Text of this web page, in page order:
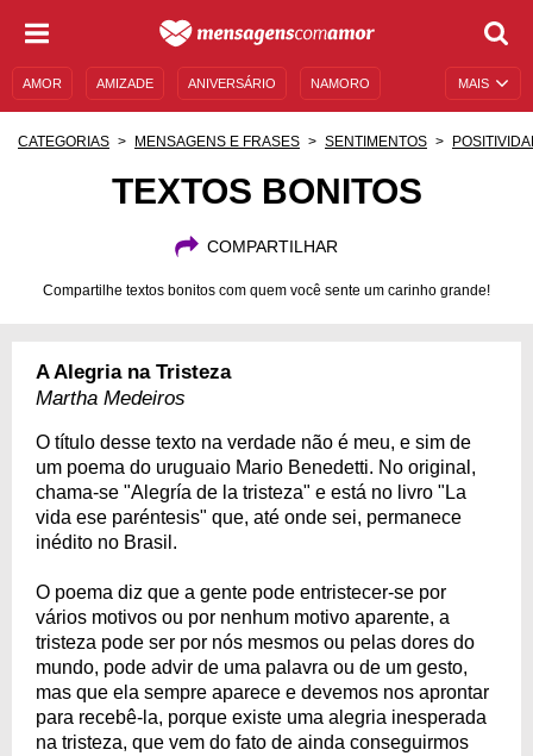
MAIS
AMOR AMIZADE ANIVERSÁRIO NAMORO
CATEGORIAS MENSAGENS E FRASES SENTIMENTOS
TEXTOS BONITOS
COMPARTILHAR
Compartilhe textos bonitos com quem você sente um carinho grande!
A Alegria na Tristeza
Martha Medeiros
O título desse texto na verdade não é meu, e sim de
um poema do uruguaio Mario Benedetti. No original,
chama-se "Alegría de la tristeza" e está no livro "La
vida ese paréntesis" que, até onde sei, permanece
inédito no Brasil.
O poema diz que a gente pode entristecer-se por
vários motivos ou por nenhum motivo aparente, a
tristeza pode ser por nós mesmos ou pelas dores do
mundo, pode advir de uma palavra ou de um gesto,
mas que ela sempre aparece e devemos nos aprontar
para recebê-la, porque existe uma alegria inesperada
na tristeza, que vem do fato de ainda conseguirmos